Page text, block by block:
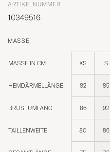
ARTIKELNUMMER
10349516
MASSE
MASSE IN CM XS S
HEMDÄRMELLÄNGE 82 85
BRUSTUMFANG 86 92
TAILLENWEITE 80 86